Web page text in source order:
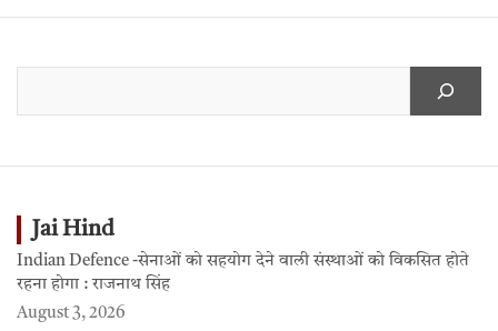
Jai Hind
Indian Defence -सेनाओं को सहयोग देने वाली संस्थाओं को विकसित होते
रहना होगा : राजनाथ सिंह
August 3, 2026